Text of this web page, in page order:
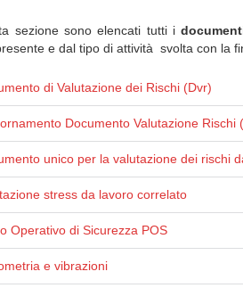
sezione sono elencati tutti i
e dal tipo di attività svolta con la
di Valutazione dei Rischi (Dvr)
Documento Valutazione Rischi
unico per la valutazione dei rischi
stress da lavoro correlato
Operativo di Sicurezza POS
e vibrazioni